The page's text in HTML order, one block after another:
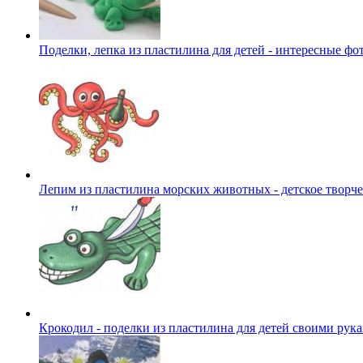
Поделки, лепка из пластилина для детей - интересные
Лепим из пластилина морских животных - детское
Крокодил - поделки из пластилина для детей своими